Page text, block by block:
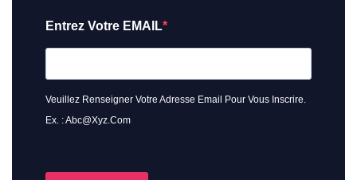
Entrez Votre EMAIL
Veuillez Renseigner Votre Adresse Email Pour Vous Inscrire.
Ex. : Abc@xyz.com